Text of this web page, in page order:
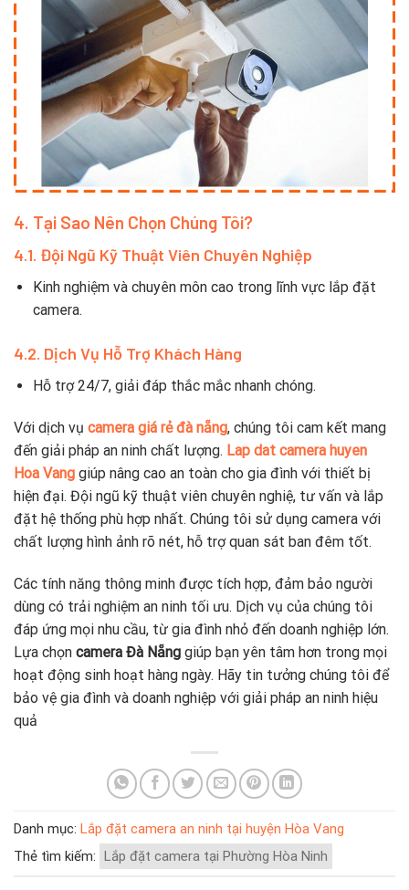
4. Tại Sao Nên Chọn Chúng Tôi?
4.1. Đội Ngũ Kỹ Thuật Viên Chuyên Nghiệp
Kinh nghiệm và chuyên môn cao trong lĩnh vực lắp đặt
camera.
4.2. Dịch Vụ Hỗ Trợ Khách Hàng
Hỗ trợ 24/7, giải đáp thắc mắc nhanh chóng.
Với dịch vụ camera giá rẻ đà nẵng, chúng tôi cam kết mang
đến giải pháp an ninh chất lượng. Lap dat camera huyen
Hoa Vang giúp nâng cao an toàn cho gia đình với thiết bị
hiện đại. Đội ngũ kỹ thuật viên chuyên nghiệ, tư vấn và lắp
đặt hệ thống phù hợp nhất. Chúng tôi sử dụng camera với
chất lượng hình ảnh rõ nét, hỗ trợ quan sát ban đêm tốt.
Các tính năng thông minh được tích hợp, đảm bảo người
dùng có trải nghiệm an ninh tối ưu. Dịch vụ của chúng tôi
đáp ứng mọi nhu cầu, từ gia đình nhỏ đến doanh nghiệp lớn.
Lựa chọn camera Đà Nẵng giúp bạn yên tâm hơn trong mọi
hoạt động sinh hoạt hàng ngày. Hãy tin tưởng chúng tôi để
bảo vệ gia đình và doanh nghiệp với giải pháp an ninh hiệu
quả
Danh mục: Lắp đặt camera an ninh tại huyện Hòa Vang
Thẻ tìm kiếm: Lắp đặt camera tại Phường Hòa Ninh